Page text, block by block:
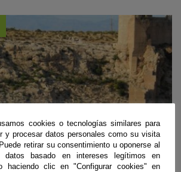
cookies o tecnologías similares para
y procesar datos personales como su visita
retirar su consentimiento u oponerse al
datos basado en intereses legítimos en
haciendo clic en "Configurar cookies" en